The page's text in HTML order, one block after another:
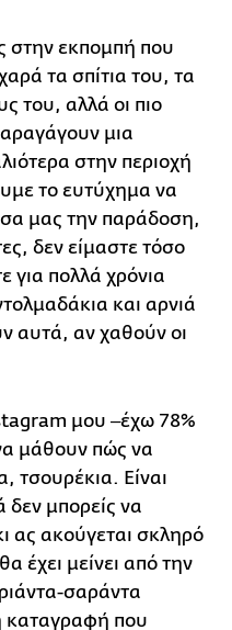
στην εκπομπή που
τα σπίτια του, τα
του, αλλά οι πιο
μια
στην περιοχή
το ευτύχημα να
μας την παράδοση,
δεν είμαστε τόσο
για πολλά χρόνια
και αρνιά
αυτά, αν χαθούν οι
μου ‒έχω 78%
μάθουν πώς να
τσουρέκια. Είναι
δεν μπορείς να
ας ακούγεται σκληρό
έχει μείνει από την
σαράντα
καταγραφή που